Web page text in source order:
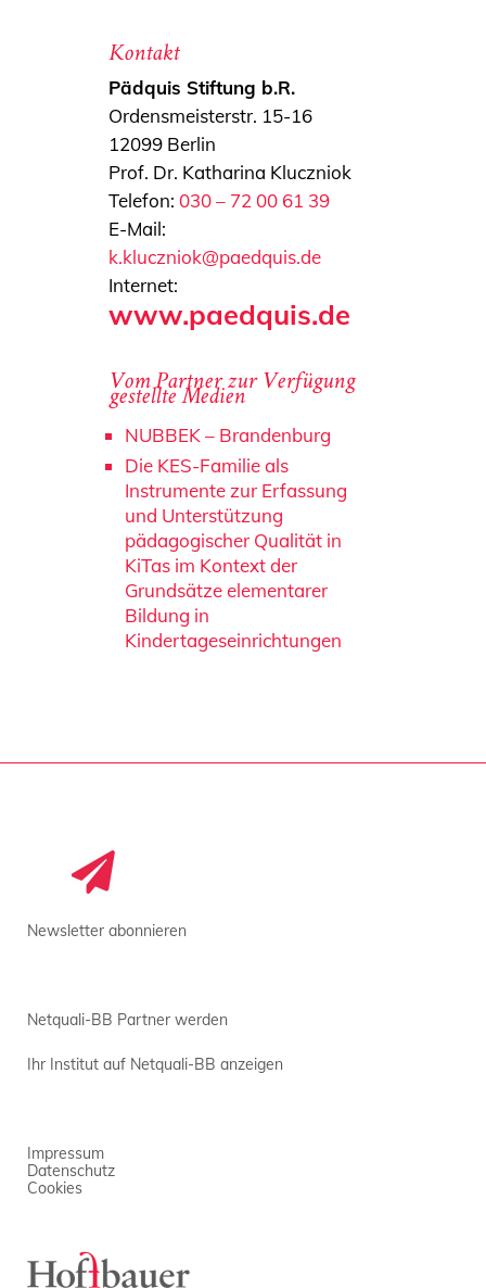
Kontakt
Pädquis Stiftung b.R.
Ordensmeisterstr. 15-16
12099 Berlin
Prof. Dr. Katharina Kluczniok
Telefon: 030 – 72 00 61 39
E-Mail:
k.kluczniok@paedquis.de
Internet:
www.paedquis.de
Vom Partner zur Verfügung
gestellte Medien
NUBBEK – Brandenburg
Die KES-Familie als
Instrumente zur Erfassung
und Unterstützung
pädagogischer Qualität in
KiTas im Kontext der
Grundsätze elementarer
Bildung in
Kindertageseinrichtungen
Newsletter abonnieren
Netquali-BB Partner werden
Ihr Institut auf Netquali-BB anzeigen
Impressum
Datenschutz
Cookies